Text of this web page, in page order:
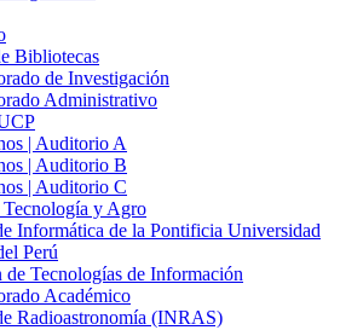
Bibliotecas
de Investigación
Administrativo
| Auditorio A
| Auditorio B
| Auditorio C
y Agro
Informática de la Pontificia Universidad
Perú
Tecnologías de Información
Académico
Radioastronomía (INRAS)